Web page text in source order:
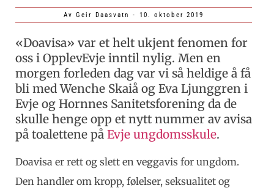
Av Geir Daasvatn - 10. oktober 2019
«Doavisa» var et helt ukjent fenomen for
oss i OpplevEvje inntil nylig. Men en
morgen forleden dag var vi så heldige å få
bli med Wenche Skaiå og Eva Ljunggren i
Evje og Hornnes Sanitetsforening da de
skulle henge opp et nytt nummer av avisa
på toalettene på Evje ungdomsskule.
Doavisa er rett og slett en veggavis for ungdom.
Den handler om kropp, følelser, seksualitet og